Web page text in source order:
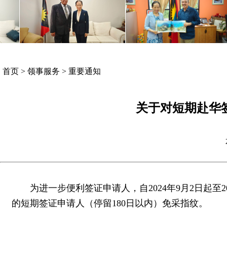
首页 > 领事服务 > 重要通知
关于对短期赴华
为进一步便利签证申请人，自2024年9月2日起
的短期签证申请人（停留180日以内）免采指纹。